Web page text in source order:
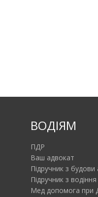
ВОДІЯМ
ПДР
Ваш адвокат
Підручник з будови
Підручник з водіння
Мед допомога при